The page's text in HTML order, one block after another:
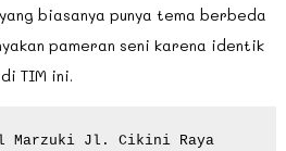
biasanya punya tema berbeda
pameran seni karena identik
TIM ini.
Marzuki Jl. Cikini Raya